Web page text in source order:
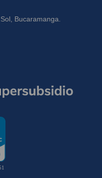
Bucaramanga.